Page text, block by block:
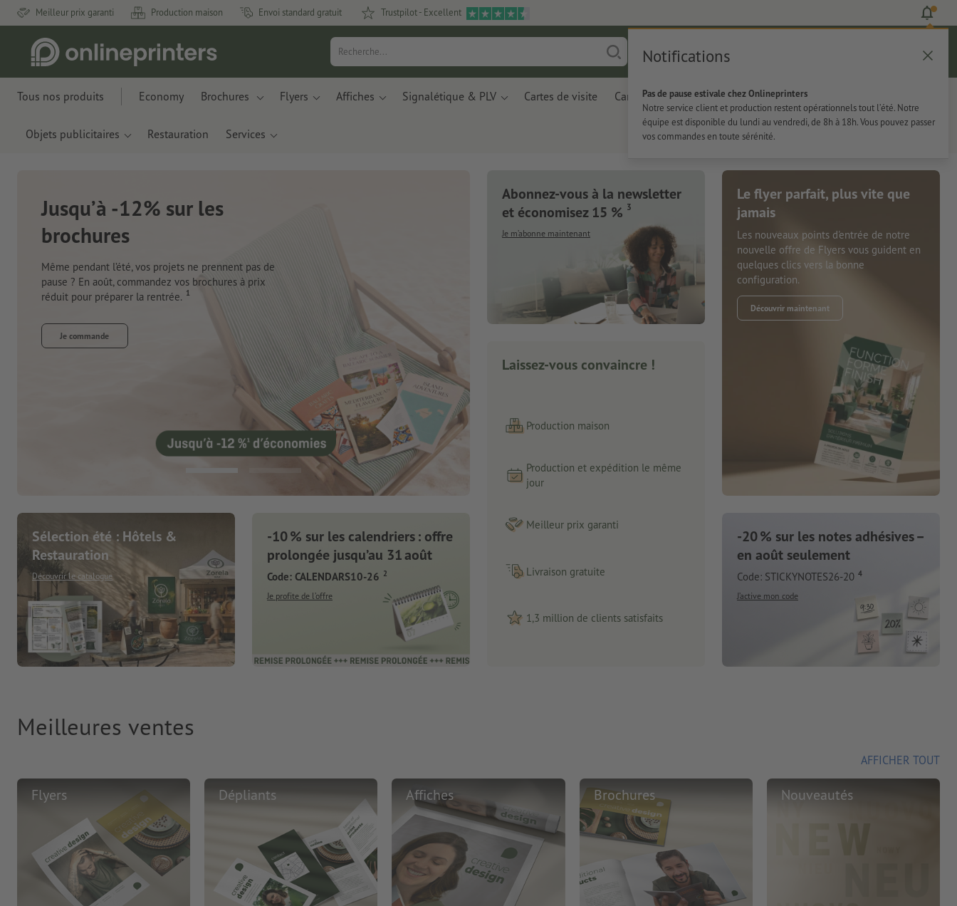
Meilleur prix garanti Production maison Envoi standard gratuit Trustpilot - Excellent
Notifications
Pas de pause estivale chez Onlineprinters
Notre service client et production restent opérationnels tout l’été. Notre
équipe est disponible du lundi au vendredi, de 8h à 18h. Vous pouvez passer
vos commandes en toute sérénité.
Panier
Tous nos produits Economy Brochures Flyers Affiches Signalétique & PLV Cartes de visite Carterie Papeterie Autocollants
Objets publicitaires Restauration Services
-12% sur les
l’été, vos projets ne prennent pas de
commandez vos brochures à prix
la rentrée. 1
Nouveau : Carnets de notes
Des matériaux innovants à base de résidus de
Sélection été : Hôtels &
Restauration
Découvrir le catalogue
-10 % sur les calendriers : offre
prolongée jusqu’au 31 août
Code: CALENDARS10-26 2
Je profite de l’offre
Abonnez-vous à la newsletter
et économisez 15 % 3
Je m’abonne maintenant
Laissez-vous convaincre !
Production maison
Production et expédition le même
jour
Meilleur prix garanti
Livraison gratuite
1,3 million de clients satisfaits
Le flyer parfait, plus vite que
jamais
Les nouveaux points d'entrée de notre
nouvelle offre de Flyers vous guident en
quelques clics vers la bonne
configuration.
Découvrir maintenant
-20 % sur les notes adhésives –
en août seulement
Code: STICKYNOTES26-20 4
J’active mon code
Meilleures ventes
AFFICHER TOUT
Flyers Dépliants Affiches Brochures Nouveautés